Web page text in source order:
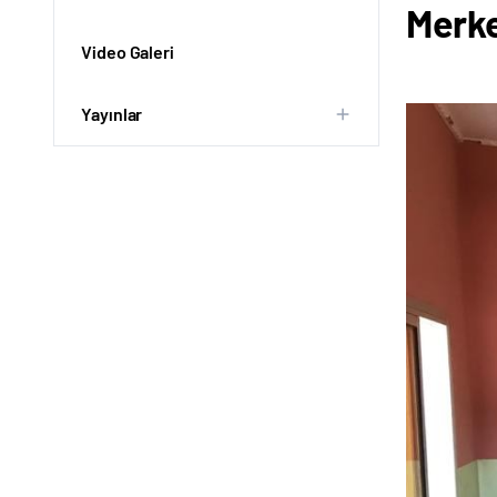
Video Galeri
Yayınlar